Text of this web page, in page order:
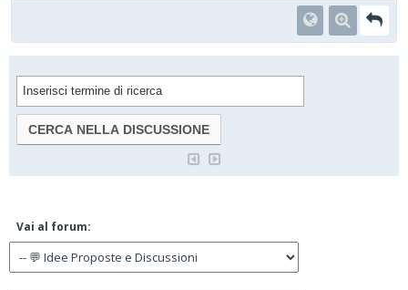
Vai al forum: